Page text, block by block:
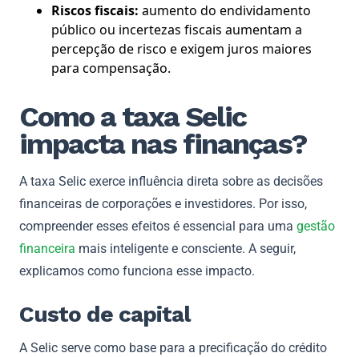
Riscos fiscais: aumento do endividamento
público ou incertezas fiscais aumentam a
percepção de risco e exigem juros maiores
para compensação.
Como a taxa Selic
impacta nas finanças?
A taxa Selic exerce influência direta sobre as decisões
financeiras de corporações e investidores. Por isso,
compreender esses efeitos é essencial para uma gestão
financeira mais inteligente e consciente. A seguir,
explicamos como funciona esse impacto.
Custo de capital
A Selic serve como base para a precificação do crédito